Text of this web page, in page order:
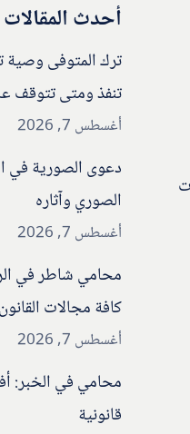
أحدث المقالات
ترك المتوفى وصية
تنفذ ومتى تتوقف
أغسطس 7, 2026
دعوى الصورية في
الصوري وآثاره
أغسطس 7, 2026
محامي شاطر في
كافة مجالات القانون
أغسطس 7, 2026
محامي في الخبر:
قانونية